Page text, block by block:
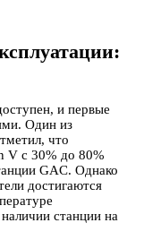
и первые
Один из
что
V с 30% до 80%
GAC. Однако
достигаются
станции на